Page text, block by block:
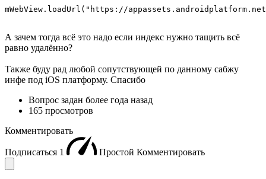
mWebView.loadUrl("https://
А зачем тогда всё это надо если индекс нужно тащить всё
равно удалённо?
Также буду рад любой сопутствующей по данному сабжу
инфе под iOS платформу. Спасибо
Вопрос задан более года назад
165 просмотров
Комментировать
Подписаться 1 Простой Комментировать